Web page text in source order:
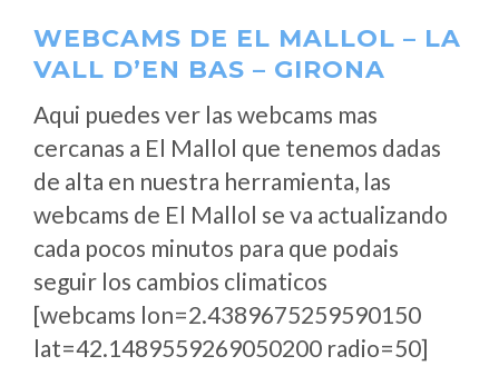
WEBCAMS DE EL MALLOL – LA
VALL D’EN BAS – GIRONA
Aqui puedes ver las webcams mas
cercanas a El Mallol que tenemos dadas
de alta en nuestra herramienta, las
webcams de El Mallol se va actualizando
cada pocos minutos para que podais
seguir los cambios climaticos
[webcams lon=2.4389675259590150
lat=42.1489559269050200 radio=50]